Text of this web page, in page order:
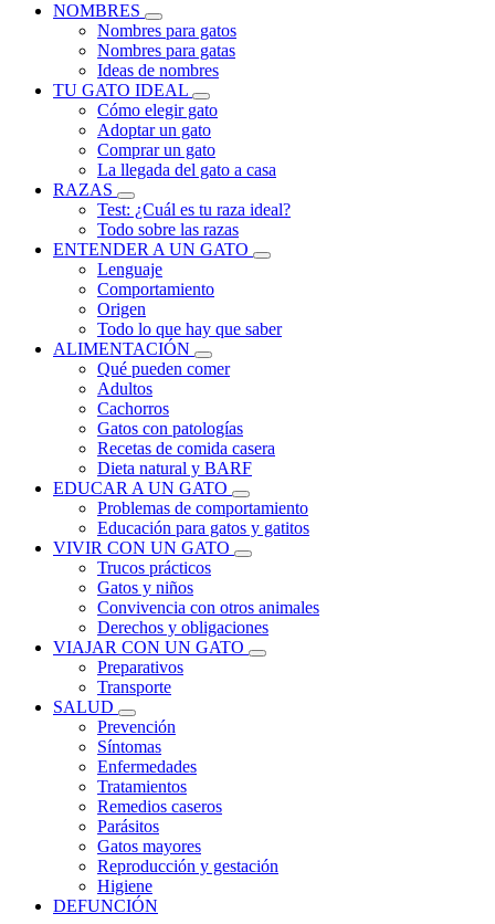
NOMBRES
Nombres para gatos
Nombres para gatas
Ideas de nombres
TU GATO IDEAL
Cómo elegir gato
Adoptar un gato
Comprar un gato
La llegada del gato a casa
RAZAS
Test: ¿Cuál es tu raza ideal?
Todo sobre las razas
ENTENDER A UN GATO
Lenguaje
Comportamiento
Origen
Todo lo que hay que saber
ALIMENTACIÓN
Qué pueden comer
Adultos
Cachorros
Gatos con patologías
Recetas de comida casera
Dieta natural y BARF
EDUCAR A UN GATO
Problemas de comportamiento
Educación para gatos y gatitos
VIVIR CON UN GATO
Trucos prácticos
Gatos y niños
Convivencia con otros animales
Derechos y obligaciones
VIAJAR CON UN GATO
Preparativos
Transporte
SALUD
Prevención
Síntomas
Enfermedades
Tratamientos
Remedios caseros
Parásitos
Gatos mayores
Reproducción y gestación
Higiene
DEFUNCIÓN